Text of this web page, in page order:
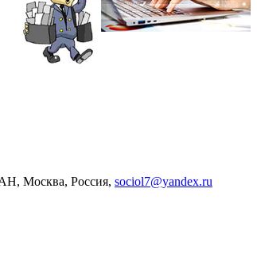
Москва, Россия, sociol7@yandex.ru